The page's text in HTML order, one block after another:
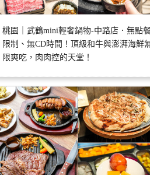
桃園｜武鶴mini輕奢鍋物-中路店．無點
限制、無CD時間！頂級和牛與澎湃海鮮
限爽吃，肉肉控的天堂！